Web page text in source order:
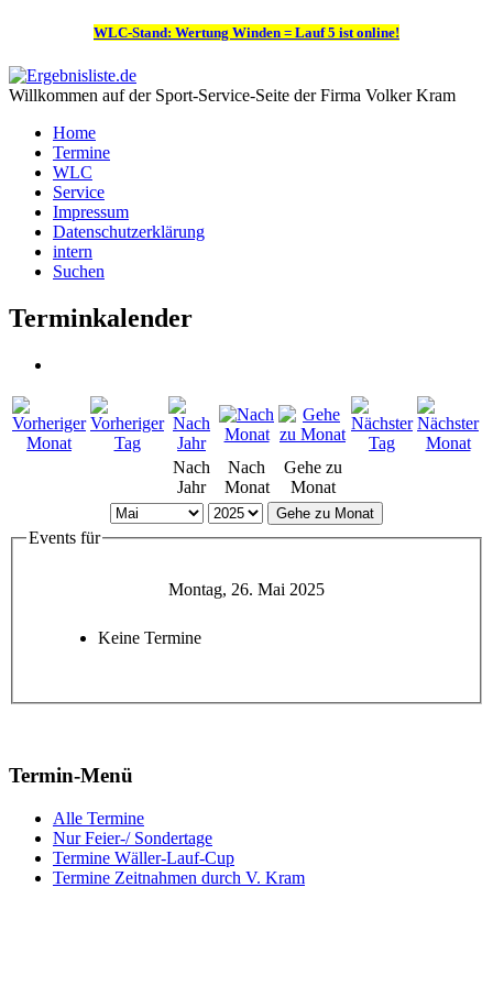
WLC-Stand: Wertung Winden = Lauf 5 ist online!
Willkommen auf der Sport-Service-Seite der Firma Volker Kram
Home
Termine
WLC
Service
Impressum
Datenschutzerklärung
intern
Suchen
Terminkalender
Nach
Jahr
Nach
Monat
Gehe zu
Monat
Gehe zu Monat
Events für
Montag, 26. Mai 2025
Keine Termine
Termin-Menü
Alle Termine
Nur Feier-/ Sondertage
Termine Wäller-Lauf-Cup
Termine Zeitnahmen durch V. Kram